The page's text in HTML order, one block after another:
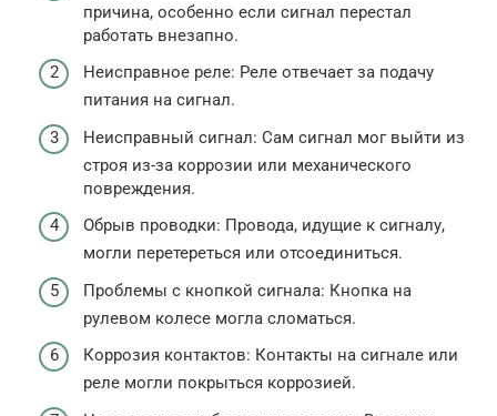
причина, особенно если сигнал перестал
работать внезапно.
Неисправное реле: Реле отвечает за подачу
питания на сигнал.
Неисправный сигнал: Сам сигнал мог выйти из
строя из-за коррозии или механического
повреждения.
Обрыв проводки: Провода, идущие к сигналу,
могли перетереться или отсоединиться.
Проблемы с кнопкой сигнала: Кнопка на
рулевом колесе могла сломаться.
Коррозия контактов: Контакты на сигнале или
реле могли покрыться коррозией.